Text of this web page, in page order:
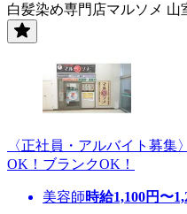
白髪染め専門店マルソメ 山
〈正社員・アルバイト募
OK！ブランクOK！
美容師時給1,100円〜